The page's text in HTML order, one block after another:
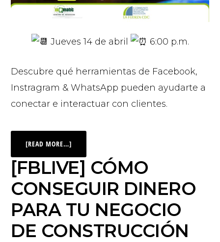
Jueves 14 de abril 6:00 p.m.
Descubre qué herramientas de Facebook,
Instragram & WhatsApp pueden ayudarte a
conectar e interactuar con clientes.
[READ MORE…]
[FBLIVE] CÓMO
CONSEGUIR DINERO
PARA TU NEGOCIO
DE CONSTRUCCIÓN